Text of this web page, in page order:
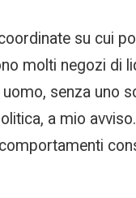
su cui
molti negozi di
senza uno
a mio